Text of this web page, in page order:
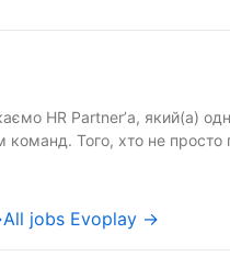
HR Partner’а, який(а)
команд. Того, хто не просто
All jobs Evoplay →